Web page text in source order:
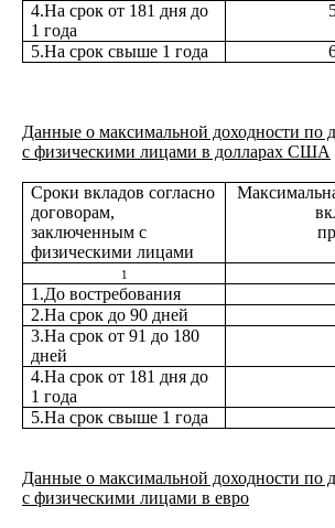
4.На срок от 181 дня до
1 года
5.На срок свыше 1 года
Данные о максимальной доходности по
с физическими лицами в долларах США
Сроки вкладов согласно
договорам,
заключенным с
физическими лицами
1
1.До востребования
2.На срок до 90 дней
3.На срок от 91 до 180
дней
4.На срок от 181 дня до
1 года
5.На срок свыше 1 года
Данные о максимальной доходности по
с физическими лицами в евро